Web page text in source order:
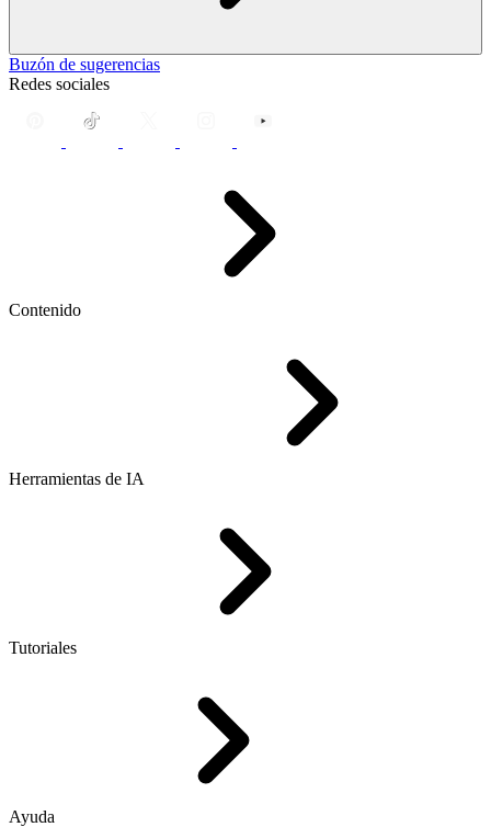
Buzón de sugerencias
Redes sociales
Contenido
Herramientas de IA
Tutoriales
Ayuda